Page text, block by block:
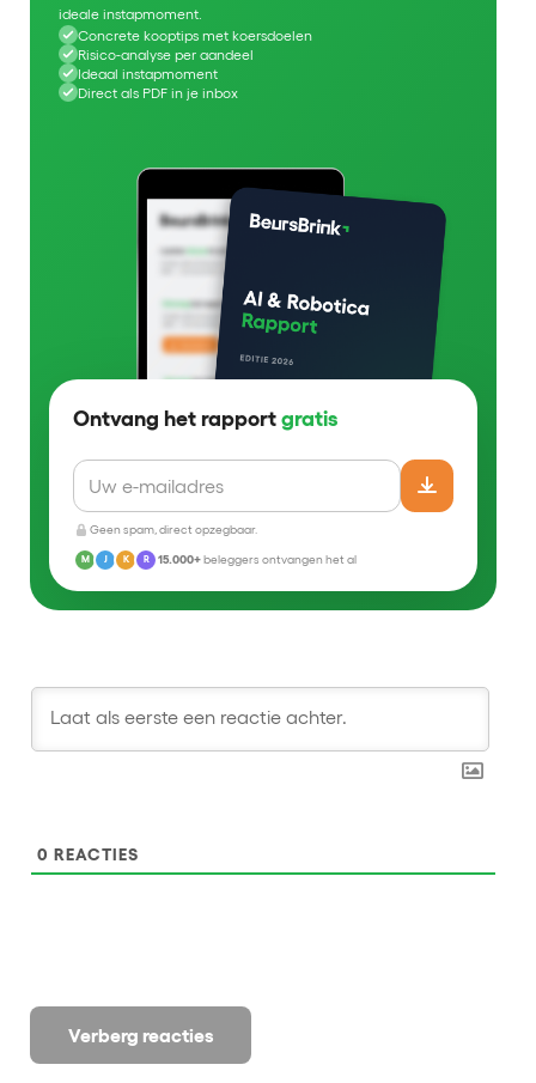
ideale instapmoment.
Concrete kooptips met koersdoelen
Risico-analyse per aandeel
Ideaal instapmoment
Direct als PDF in je inbox
Ontvang het rapport gratis
Geen spam, direct opzegbaar.
M J K R 15.000+beleggers ontvangen het al
Verberg reacties
0 REACTIES